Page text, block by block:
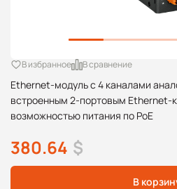
Ethernet-модуль с 4 каналами
встроенным 2-портовым Ethernet-
возможностью питания по PoE
В избранное В сравнение
380.64 $
В